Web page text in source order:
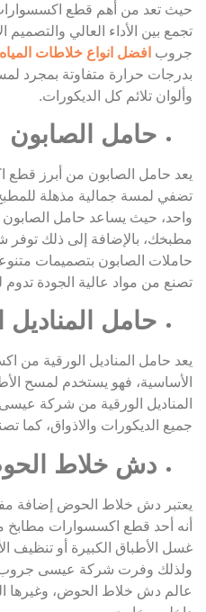
حيث تعد من أهم قطع اكسسوارات
تجمع بين الأداء العالي
جروب افضل انواع خلاطات المياه
بدرجات حرارة متفاوتة بمجرد
وألوان تلائم كل الديكورات.
حامل الصابون
يعد حامل الصابون من أبرز
تضفي لمسة جمالية مذهلة
واحد، حيث يساعد حامل
مطبخك، بالإضافة إلى ذلك
حاملات الصابون بتصميمات
تصنع من مواد عالية الجودة
حامل المناديل
يعد حامل المناديل الورقية من
الأساسية، فهو يستخدم لمسح
المناديل الورقية من شركة
جميع الديكورات والاذواق، كما
دش خلاط
يعتبر دش خلاط الحوض إضافة
أنه أحد قطع اكسسوارات
غسل الأطباق الكبيرة أو تنظيف
ولذلك وفرت شركة عيسى جروب
عالم دش خلاط الحوض، وغيرها